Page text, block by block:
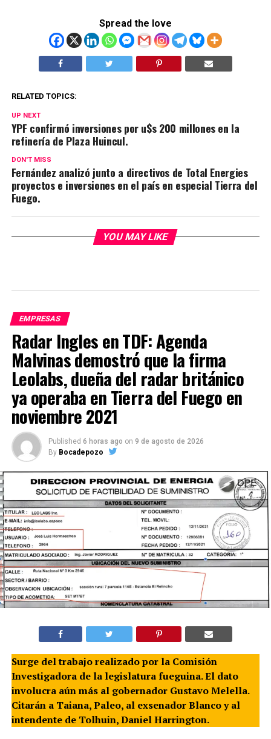
Spread the love
RELATED TOPICS:
UP NEXT
YPF confirmó inversiones por u$s 200 millones en la
refinería de Plaza Huincul.
DON'T MISS
Fernández analizó junto a directivos de Total Energies
proyectos e inversiones en el país en especial Tierra del
Fuego.
YOU MAY LIKE
EMPRESAS
Radar Ingles en TDF: Agenda
Malvinas demostró que la firma
Leolabs, dueña del radar británico
ya operaba en Tierra del Fuego en
noviembre 2021
Published 6 horas ago on 9 de agosto de 2026
By Bocadepozo
Surge del trabajo realizado por la Comisión
Investigadora de la legislatura fueguina. El dato
involucra aún más al gobernador Gustavo Melella.
Citarán a Taiana, Paleo, al exsenador Blanco y al
intendente de Tolhuin, Daniel Harrington.